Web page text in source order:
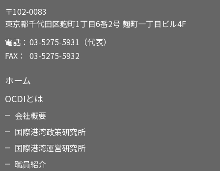
〒102-0083
東京都千代田区麹町1丁目6番2号 麹町一丁目ビル4F
電話： 03-5275-5931（代表）
FAX：
03-5275-5932
ホーム
OCDIとは
会社概要
国際港湾政策研究所
国際港湾運営研究所
職員紹介